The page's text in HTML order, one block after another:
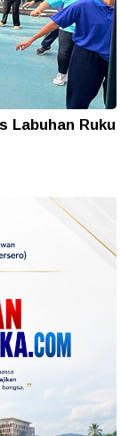
Labuhan Ruku